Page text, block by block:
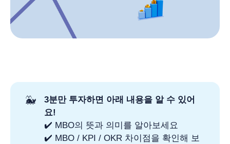
🐳
3분만 투자하면 아래 내용을 알 수 있어
요!
✔️ MBO의 뜻과 의미를 알아보세요
✔️ MBO / KPI / OKR 차이점을 확인해 보